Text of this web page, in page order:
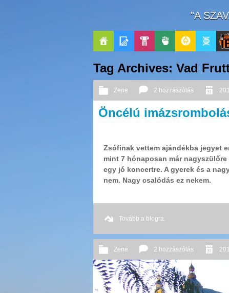
"A
Kult
Tag Archives: Vad
Zene 2 hozzászólás
Öncélú
Zsófinak vettem ajándékba jegyet
mint 7 hónaposan már
egy jó koncertre. A gyerek és a
nem. Nagy csalódás ez nekem.
Tovább a blogra.
Zene 2 hozzászólás